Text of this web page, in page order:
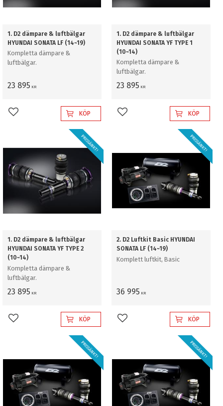
1. D2 dämpare & luftbälgar
HYUNDAI SONATA LF (14~19)
Kompletta dämpare &
luftbälgar.
23 895 KR
Lägg till i favoriterKÖP
1. D2 dämpare & luftbälgar
HYUNDAI SONATA YF TYPE 1
(10~14)
Kompletta dämpare &
luftbälgar.
23 895 KR
Lägg till i favoriterKÖP
1. D2 dämpare & luftbälgar
HYUNDAI SONATA YF TYPE 2
(10~14)
Kompletta dämpare &
luftbälgar.
23 895 KR
PRISSÄNKT!
Lägg till i favoriterKÖP
2. D2 Luftkit Basic HYUNDAI
SONATA LF (14~19)
Komplett luftkit, Basic
36 995 KR
PRISSÄNKT!
Lägg till i favoriterKÖP
PRISSÄNKT! PRISSÄNKT!